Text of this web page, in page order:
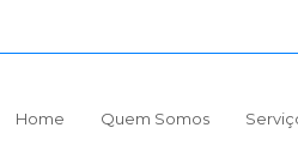
Home Quem Somos